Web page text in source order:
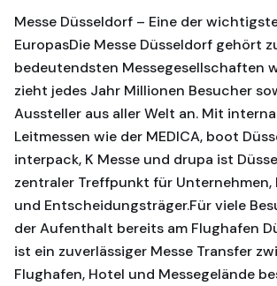
Messe Düsseldorf – Eine der
EuropasDie Messe Düsseldorf gehört
bedeutendsten Messegesellschaften
zieht jedes Jahr Millionen Besucher
Aussteller aus aller Welt an. Mit
Leitmessen wie der MEDICA, boot
interpack, K Messe und drupa ist
zentraler Treffpunkt für Unternehmen,
und Entscheidungsträger.Für viele
der Aufenthalt bereits am Flughafen
ist ein zuverlässiger Messe Transfer
Flughafen, Hotel und Messegelände